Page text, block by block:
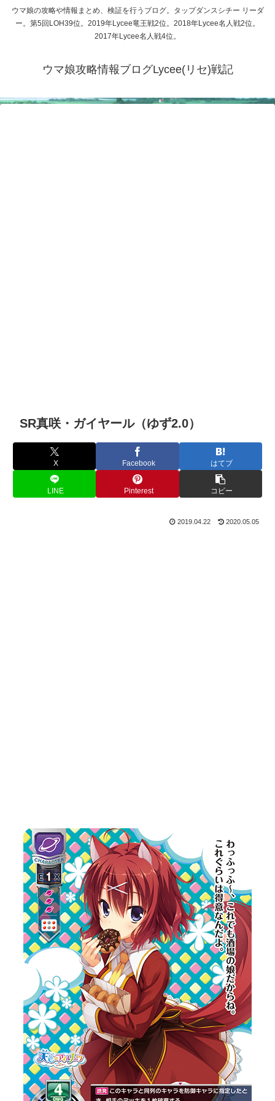
ウマ娘の攻略や情報まとめ、検証を行うブログ。タップダンスシチー リーダ
ー。第5回LOH39位。2019年Lycee竜王戦2位。2018年Lycee名人戦2位。
2017年Lycee名人戦4位。
ウマ娘攻略情報ブログLycee(リセ)戦記
SR真咲・ガイヤール（ゆず2.0）
X Facebook はてブ
LINE Pinterest コピー
2019.04.22 2020.05.05